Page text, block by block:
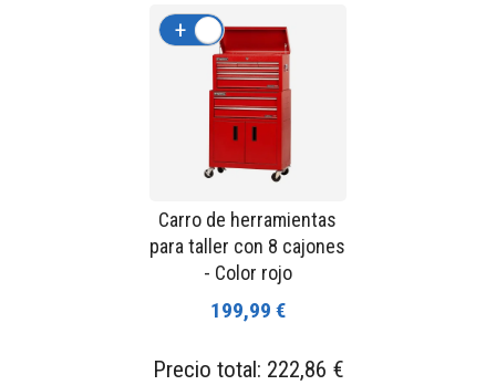
Carro de herramientas
para taller con 8 cajones
- Color rojo
199,99 €
+ -
Precio total: 222,86 €